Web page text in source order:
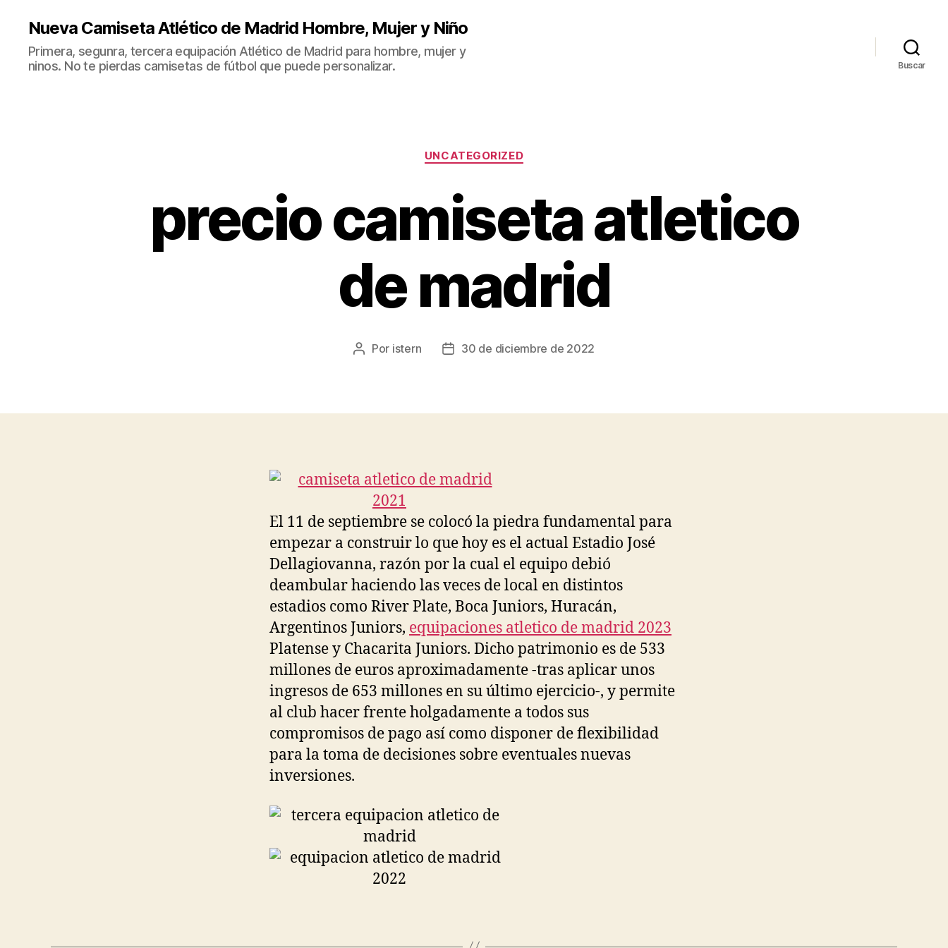
Nueva Camiseta Atlético de Madrid Hombre, Mujer y Niño
Primera, segunra, tercera equipación Atlético de Madrid para hombre, mujer y
ninos. No te pierdas camisetas de fútbol que puede personalizar.
Buscar
Categorías
UNCATEGORIZED
precio camiseta atletico
de madrid
Autor
Por istern
Fecha30 de diciembre de 2022
El 11 de septiembre se colocó la piedra fundamental para
empezar a construir lo que hoy es el actual Estadio José
Dellagiovanna, razón por la cual el equipo debió
deambular haciendo las veces de local en distintos
estadios como River Plate, Boca Juniors, Huracán,
Argentinos Juniors, equipaciones atletico de madrid 2023
Platense y Chacarita Juniors. Dicho patrimonio es de 533
millones de euros aproximadamente -tras aplicar unos
ingresos de 653 millones en su último ejercicio-, y permite
al club hacer frente holgadamente a todos sus
compromisos de pago así como disponer de flexibilidad
para la toma de decisiones sobre eventuales nuevas
inversiones.